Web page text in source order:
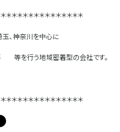
＊＊＊＊＊＊＊＊＊＊＊＊＊＊
、神奈川を中心に
等を行う地域密着型の会社です。
＊＊＊＊＊＊＊＊＊＊＊＊＊＊